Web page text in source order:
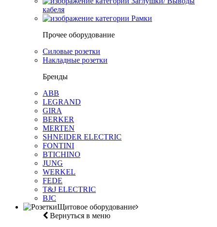
кабеля
Рамки
Прочее оборудование
Силовые розетки
Накладные розетки
Бренды
ABB
LEGRAND
GIRA
BERKER
MERTEN
SHNEIDER ELECTRIC
FONTINI
BTICHINO
JUNG
WERKEL
FEDE
T&J ELECTRIC
BJC
Щитовое оборудование
Вернуться в меню